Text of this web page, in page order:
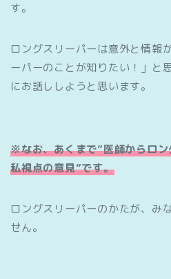
す。
ロングスリーパーは意外と情報
ーパーのことが知りたい！」と
にお話ししようと思います。
※なお、あくまで”医師からロ
私視点の意見”です。
ロングスリーパーのかたが、み
せん。